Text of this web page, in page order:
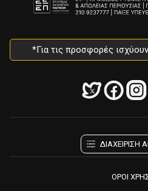
*Για τις προσφορές
ΔΙΑΧΕΙΡΙΣΗ
ΟΡΟΙ